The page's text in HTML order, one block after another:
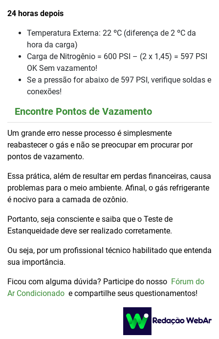
24 horas depois
Temperatura Externa: 22 ºC (diferença de 2 ºC da
hora da carga)
Carga de Nitrogênio = 600 PSI – (2 x 1,45) = 597 PSI
OK Sem vazamento!
Se a pressão for abaixo de 597 PSI, verifique soldas e
conexões!
Encontre Pontos de Vazamento
Um grande erro nesse processo é simplesmente
reabastecer o gás e não se preocupar em procurar por
pontos de vazamento.
Essa prática, além de resultar em perdas financeiras, causa
problemas para o meio ambiente. Afinal, o gás refrigerante
é nocivo para a camada de ozônio.
Portanto, seja consciente e saiba que o Teste de
Estanqueidade deve ser realizado corretamente.
Ou seja, por um profissional técnico habilitado que entenda
sua importância.
Ficou com alguma dúvida? Participe do nosso Fórum do
Ar Condicionado e compartilhe seus questionamentos!